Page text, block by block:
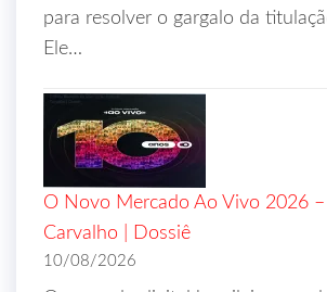
para resolver o gargalo da
Ele…
O Novo Mercado Ao Vivo 2026
Carvalho | Dossiê
10/08/2026